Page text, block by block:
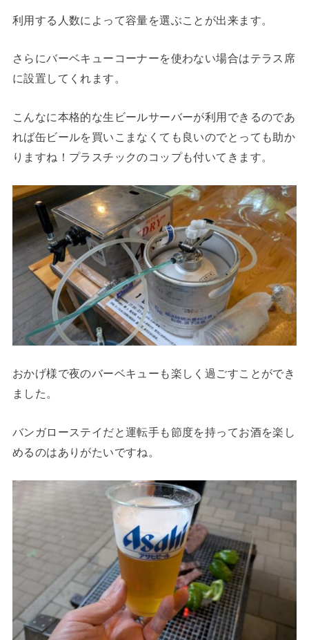
利用する人数によって容量を選ぶことが出来ます。
さらにバーベキューコーナーを使わない場合はテラス席
に設置してくれます。
こんなに本格的な生ビールサーバーが利用できるのであ
れば缶ビールを買いこまなくても良いのでとっても助か
りますね！プラスチックのコップも付いてきます。
おかげ様で夜のバーベキューも楽しく過ごすことができ
ました。
バンガローステイだと運転手も節度を持ってお酒を楽し
めるのはありがたいですね。